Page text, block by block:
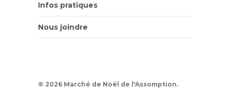
Infos pratiques
Nous joindre
© 2026 Marché de Noël de l'Assomption.